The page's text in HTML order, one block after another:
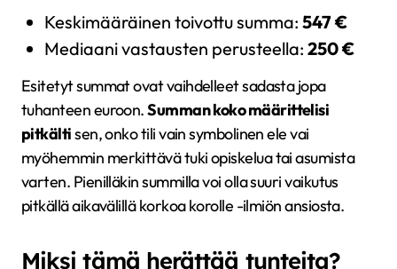
Keskimääräinen toivottu summa: 547 €
Mediaani vastausten perusteella: 250 €
Esitetyt summat ovat vaihdelleet sadasta jopa
tuhanteen euroon.Summan koko määrittelisi
pitkältisen, onko tili vain symbolinen ele vai
myöhemmin merkittävä tuki opiskelua tai asumista
varten. Pienilläkin summilla voi olla suuri vaikutus
pitkällä aikavälillä korkoa korolle -ilmiön ansiosta.
Miksi tämä herättää tunteita?